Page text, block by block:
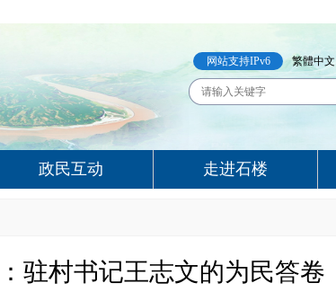
网站支持IPv6 繁體中文
政民互动 走进石楼
驻村书记王志文的为民答卷